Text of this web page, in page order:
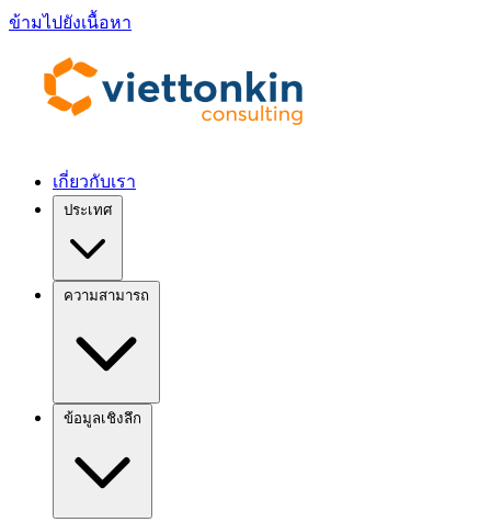
ข้ามไปยังเนื้อหา
เกี่ยวกับเรา
ประเทศ
ความสามารถ
ข้อมูลเชิงลึก